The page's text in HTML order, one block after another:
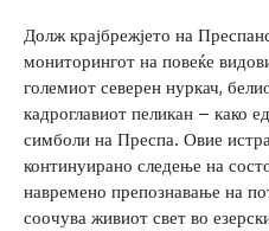
Долж крајбрежјето на
мониторингот на повеќе
големиот северен нуркач,
кадроглавиот пеликан – како
симболи на Преспа. Овие
континуирано следење на
навремено препознавање на
соочува живиот свет во